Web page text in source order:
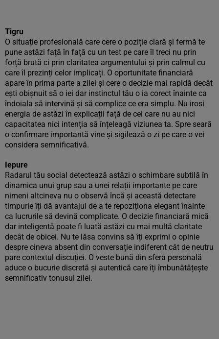
Tigru
O situație profesională care cere o poziție clară și fermă te
pune astăzi față în față cu un test pe care îl treci nu prin
forță brută ci prin claritatea argumentului și prin calmul cu
care îl prezinți celor implicați. O oportunitate financiară
apare în prima parte a zilei și cere o decizie mai rapidă decât
ești obișnuit să o iei dar instinctul tău o ia corect înainte ca
îndoiala să intervină și să complice ce era simplu. Nu irosi
energia de astăzi în explicații față de cei care nu au nici
capacitatea nici intenția să înțeleagă viziunea ta. Spre seară
o confirmare importantă vine și sigilează o zi pe care o vei
considera semnificativă.
Iepure
Radarul tău social detectează astăzi o schimbare subtilă în
dinamica unui grup sau a unei relații importante pe care
nimeni altcineva nu o observă încă și această detectare
timpurie îți dă avantajul de a te repoziționa elegant înainte
ca lucrurile să devină complicate. O decizie financiară mică
dar inteligentă poate fi luată astăzi cu mai multă claritate
decât de obicei. Nu te lăsa convins să îți exprimi o opinie
despre cineva absent din conversație indiferent cât de neutru
pare contextul discuției. O veste bună din sfera personală
aduce o bucurie discretă și autentică care îți îmbunătățește
semnificativ tonusul zilei.